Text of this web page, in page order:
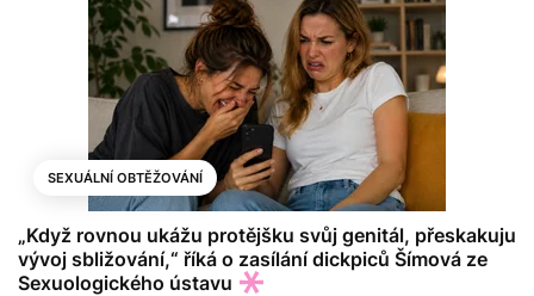
SEXUÁLNÍ OBTĚŽOVÁNÍ
„Když rovnou ukážu protějšku svůj genitál, přeskakuju
vývoj sbližování,“ říká o zasílání dickpiců Šímová ze
Sexuologického ústavu